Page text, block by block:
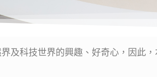
科技世界的興趣、好奇心，因此，